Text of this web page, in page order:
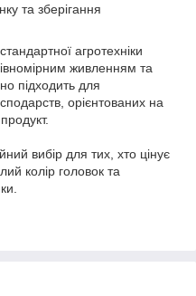
та зберігання
агротехніки
живленням та
підходить для
орієнтованих на
вибір для тих, хто цінує
колір головок та